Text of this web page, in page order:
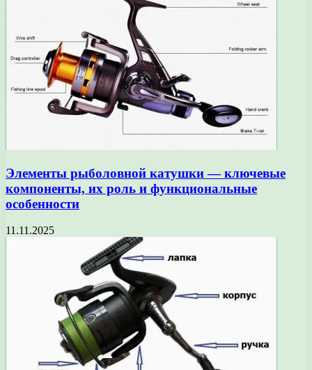
Элементы рыболовной катушки — ключевые
компоненты, их роль и функциональные
особенности
11.11.2025